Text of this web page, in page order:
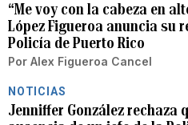
“Me voy con la cabeza en
López Figueroa anuncia su
Policía de Puerto Rico
Por Alex Figueroa Cancel
NOTICIAS
Jenniffer González rechaza